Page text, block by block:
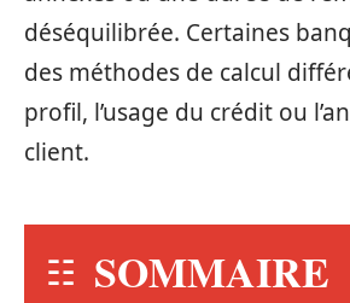
déséquilibrée. Certaines
des méthodes de calcul
profil, l’usage du crédit ou
client.
SOMMAIRE